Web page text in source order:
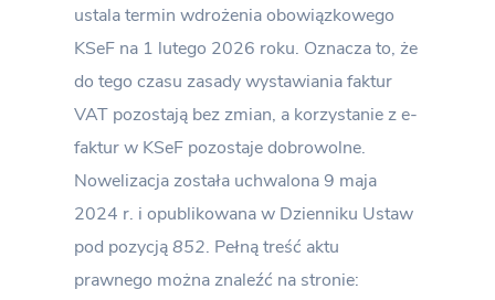
ustala termin wdrożenia obowiązkowego
KSeF na 1 lutego 2026 roku. Oznacza to, że
do tego czasu zasady wystawiania faktur
VAT pozostają bez zmian, a korzystanie z e-
faktur w KSeF pozostaje dobrowolne.
Nowelizacja została uchwalona 9 maja
2024 r. i opublikowana w Dzienniku Ustaw
pod pozycją852. Pełną treść aktu
prawnego można znaleźć na stronie: